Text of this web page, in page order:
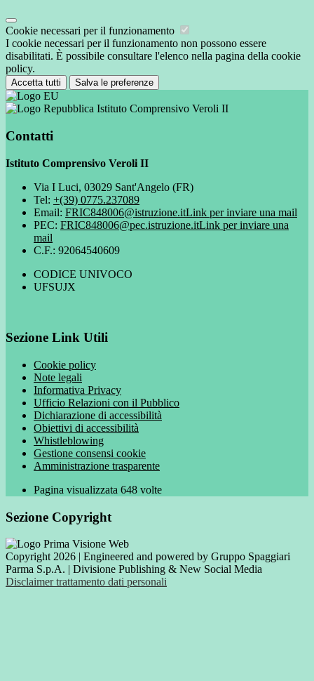
Cookie necessari per il funzionamento
I cookie necessari per il funzionamento non possono essere
disabilitati. È possibile consultare l'elenco nella pagina della cookie
policy.
Accetta tutti Salva le preferenze
Istituto Comprensivo Veroli II
Contatti
Istituto Comprensivo Veroli II
Via I Luci, 03029 Sant'Angelo (FR)
Tel: +(39) 0775.237089
Email: FRIC848006@istruzione.itLink per inviare una mail
PEC: FRIC848006@pec.istruzione.itLink per inviare una
mail
C.F.: 92064540609
CODICE UNIVOCO
UFSUJX
Sezione Link Utili
Cookie policy
Note legali
Informativa Privacy
Ufficio Relazioni con il Pubblico
Dichiarazione di accessibilità
Obiettivi di accessibilità
Whistleblowing
Gestione consensi cookie
Amministrazione trasparente
Pagina visualizzata 648 volte
Sezione Copyright
Copyright 2026 | Engineered and powered by Gruppo Spaggiari
Parma S.p.A. | Divisione Publishing & New Social Media
Disclaimer trattamento dati personali